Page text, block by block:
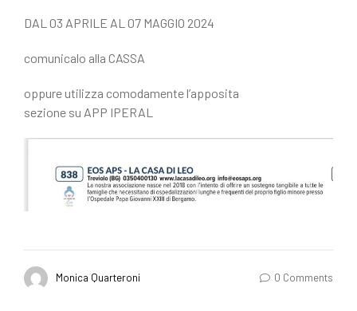
DAL 03 APRILE AL 07 MAGGIO 2024
comunicalo alla CASSA
oppure utilizza comodamente l’apposita
sezione su APP IPERAL
Monica Quarteroni 0 Comments